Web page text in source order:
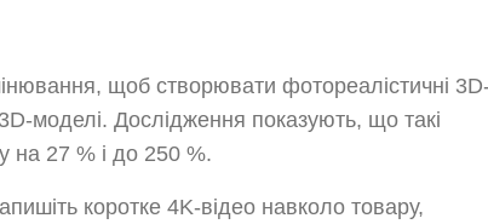
щоб створювати фотореалістичні
моделі. Дослідження показують, що такі
на 27 % і до 250 %.
коротке 4K-відео навколо товару,